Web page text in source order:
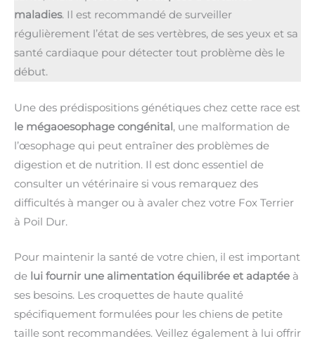
maladies. Il est recommandé de surveiller
régulièrement l’état de ses vertèbres, de ses yeux et sa
santé cardiaque pour détecter tout problème dès le
début.
Une des prédispositions génétiques chez cette race est
le mégaoesophage congénital, une malformation de
l’œsophage qui peut entraîner des problèmes de
digestion et de nutrition. Il est donc essentiel de
consulter un vétérinaire si vous remarquez des
difficultés à manger ou à avaler chez votre Fox Terrier
à Poil Dur.
Pour maintenir la santé de votre chien, il est important
de lui fournir une alimentation équilibrée et adaptée à
ses besoins. Les croquettes de haute qualité
spécifiquement formulées pour les chiens de petite
taille sont recommandées. Veillez également à lui offrir